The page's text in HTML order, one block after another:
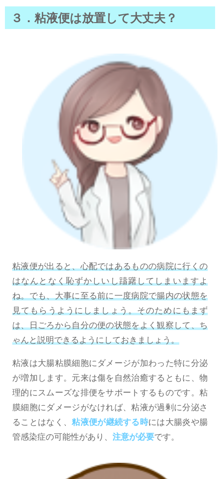
３．粘液便は放置して大丈夫？
粘液便が出ると、心配ではあるものの病院に行くの
はなんとなく恥ずかしいし躊躇してしまいますよ
ね。でも、大事に至る前に一度病院で腸内の状態を
見てもらうようにしましょう。そのためにもまず
は、日ごろから自分の便の状態をよく観察して、ち
ゃんと説明できるようにしておきましょう。
粘液は大腸粘膜細胞にダメージが加わった特に分泌
が増加します。元来は傷を自然治癒するともに、物
理的にスムーズな排便をサポートするものです。粘
膜細胞にダメージがなければ、粘液が過剰に分泌さ
ることはなく、粘液便が継続する時には大腸炎や腸
管感染症の可能性があり、 注意が必要です。